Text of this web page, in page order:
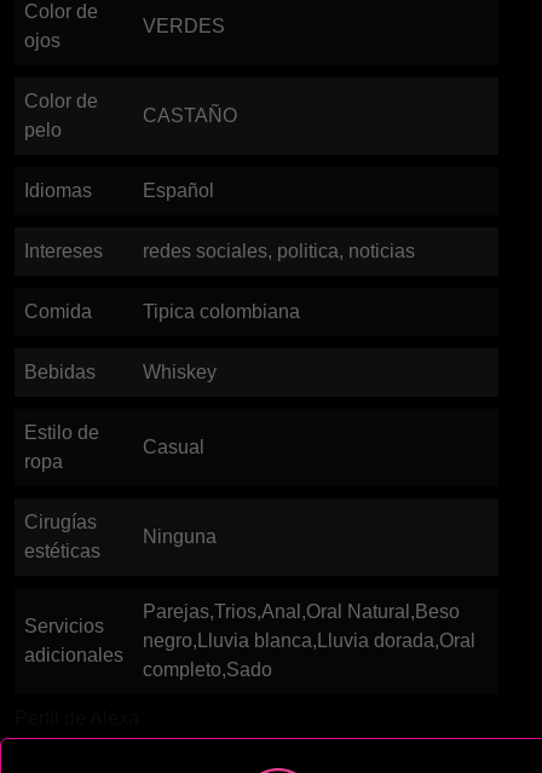
Color de
ojos
VERDES
Color de
pelo
CASTAÑO
Idiomas Español
Intereses redes sociales, politica, noticias
Comida Tipica colombiana
Bebidas Whiskey
Estilo de
ropa
Casual
Cirugías
estéticas
Ninguna
Servicios
adicionales
Parejas,Trios,Anal,Oral Natural,Beso
negro,Lluvia blanca,Lluvia dorada,Oral
completo,Sado